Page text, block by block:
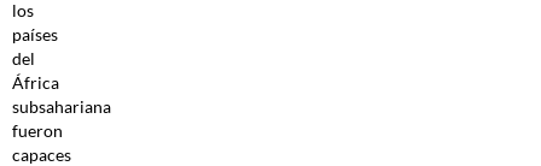
los
países
del
África
subsahariana
fueron
capaces